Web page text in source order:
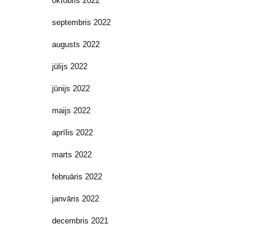
septembris 2022
augusts 2022
jūlijs 2022
jūnijs 2022
maijs 2022
aprīlis 2022
marts 2022
februāris 2022
janvāris 2022
decembris 2021